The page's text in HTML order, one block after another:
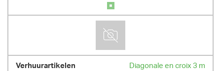
Diagonale en croix 3 m